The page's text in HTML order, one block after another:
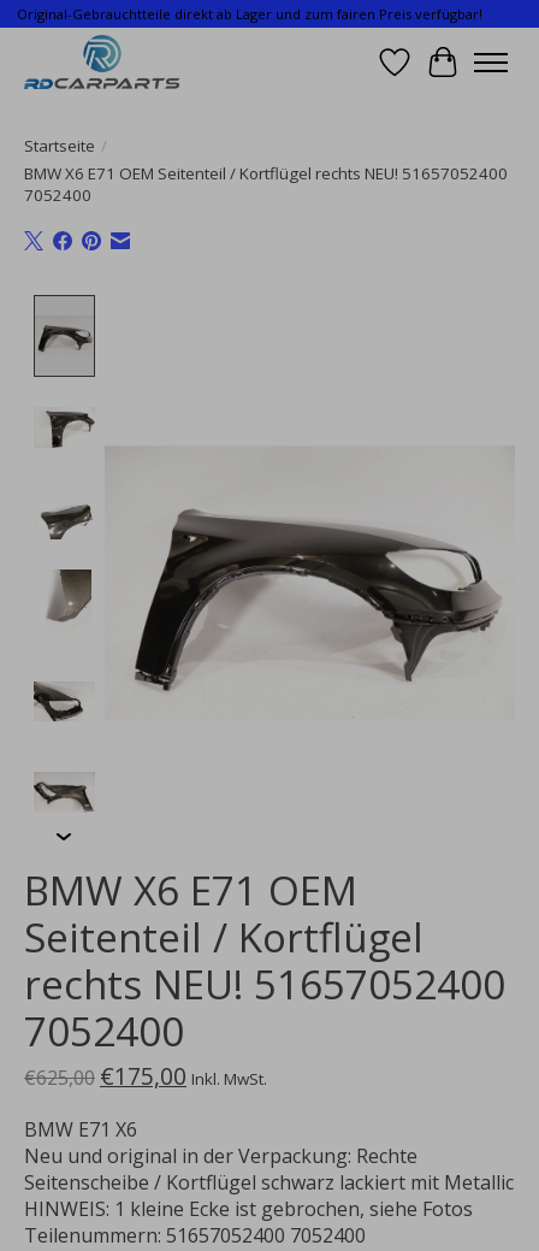
Original-Gebrauchtteile direkt ab Lager und zum fairen Preis verfügbar!
Wunschzettel
Ihr
Startseite /
BMW X6 E71 OEM Seitenteil / Kortflügel rechts NEU! 51657052400
7052400
BMW X6 E71 OEM
Seitenteil / Kortflügel
rechts NEU! 51657052400
7052400
€625,00 €175,00 Inkl. MwSt.
BMW E71 X6
Neu und original in der Verpackung: Rechte
Seitenscheibe / Kortflügel schwarz lackiert mit Metallic
HINWEIS: 1 kleine Ecke ist gebrochen, siehe Fotos
Teilenummern: 51657052400 7052400